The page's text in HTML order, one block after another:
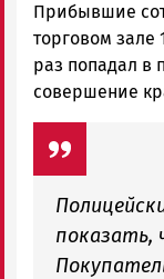
Прибывшие
торговом зале
раз попадал в
совершение
показать,